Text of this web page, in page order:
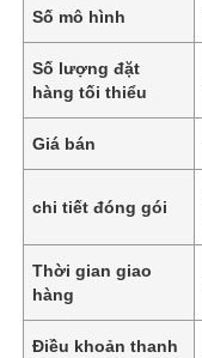
Số mô hình
Số lượng đặt
hàng tối thiểu
Giá bán
chi tiết đóng gói
Thời gian giao
hàng
Điều khoản thanh